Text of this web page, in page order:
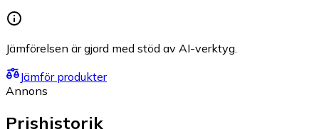
Jämförelsen är gjord med stöd av AI-verktyg.
Jämför produkter
Annons
Prishistorik